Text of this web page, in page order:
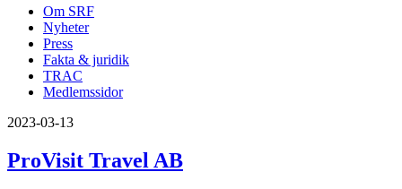
Om SRF
Nyheter
Press
Fakta & juridik
TRAC
Medlemssidor
2023-03-13
ProVisit Travel AB